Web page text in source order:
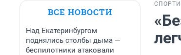
ВСЕ НОВОСТИ
Над Екатеринбургом
поднялись столбы дыма —
беспилотники атаковали
СПОРТ